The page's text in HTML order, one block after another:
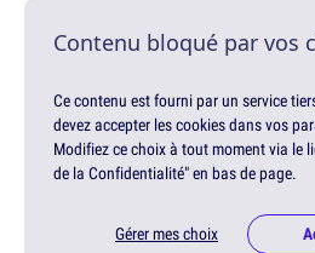
Contenu bloqué par vos
Ce contenu est fourni par un service
devez accepter les cookies dans vos
Modifiez ce choix à tout moment via le
de la Confidentialité" en bas de page.
Gérer mes choix